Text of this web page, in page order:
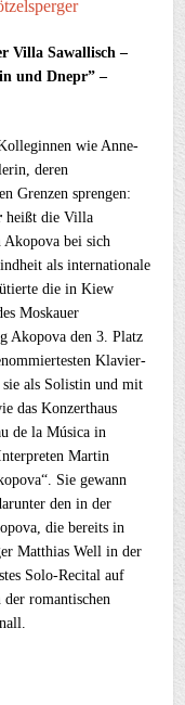
Villa Sawallisch –
und Dnepr” –
wie Anne-
deren
Grenzen sprengen:
heißt die Villa
Akopova bei sich
als internationale
die in Kiew
Moskauer
Akopova den 3. Platz
Klavier-
als Solistin und mit
das Konzerthaus
de la Música in
Martin
Sie gewann
den in der
die bereits in
Matthias Well in der
Solo-Recital auf
romantischen